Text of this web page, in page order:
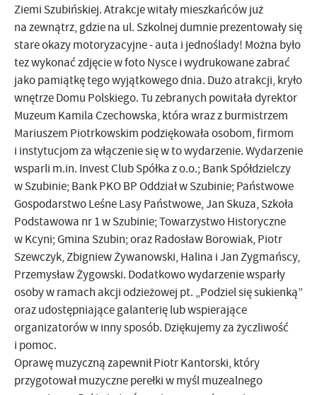
Ziemi Szubińskiej. Atrakcje witały mieszkańców już
na zewnątrz, gdzie na ul. Szkolnej dumnie prezentowały się
stare okazy motoryzacyjne - auta i jednoślady! Można było
tez wykonać zdjęcie w foto Nysce i wydrukowane zabrać
jako pamiątkę tego wyjątkowego dnia. Dużo atrakcji, kryło
wnętrze Domu Polskiego. Tu zebranych powitała dyrektor
Muzeum Kamila Czechowska, która wraz z burmistrzem
Mariuszem Piotrkowskim podziękowała osobom, firmom
i instytucjom za włączenie się w to wydarzenie. Wydarzenie
wsparli m.in. Invest Club Spółka z o.o.; Bank Spółdzielczy
w Szubinie; Bank PKO BP Oddział w Szubinie; Państwowe
Gospodarstwo Leśne Lasy Państwowe, Jan Skuza, Szkoła
Podstawowa nr 1 w Szubinie; Towarzystwo Historyczne
w Kcyni; Gmina Szubin; oraz Radosław Borowiak, Piotr
Szewczyk, Zbigniew Żywanowski, Halina i Jan Zygmańscy,
Przemysław Żygowski. Dodatkowo wydarzenie wsparły
osoby w ramach akcji odzieżowej pt. „Podziel się sukienką”
oraz udostępniające galanterię lub wspierające
organizatorów w inny sposób. Dziękujemy za życzliwość
i pomoc.
Oprawę muzyczną zapewnił Piotr Kantorski, który
przygotował muzyczne perełki w myśl muzealnego